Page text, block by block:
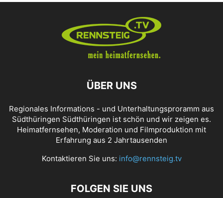
ÜBER UNS
Regionales Informations - und Unterhaltungsproramm aus
Südthüringen Südthüringen ist schön und wir zeigen es.
Heimatfernsehen, Moderation und Filmproduktion mit
Erfahrung aus 2 Jahrtausenden
Kontaktieren Sie uns: info@rennsteig.tv
FOLGEN SIE UNS